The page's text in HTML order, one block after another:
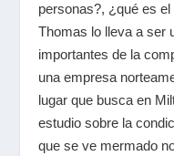
personas?, ¿qué es
Thomas lo lleva a ser
importantes de la
una empresa
lugar que busca en
estudio sobre la
que se ve mermado